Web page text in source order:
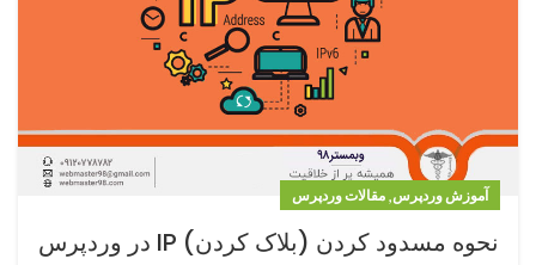
آموزش وردپرس, مقالات وردپرس
نحوه مسدود کردن (بلاک کردن) IP در وردپرس